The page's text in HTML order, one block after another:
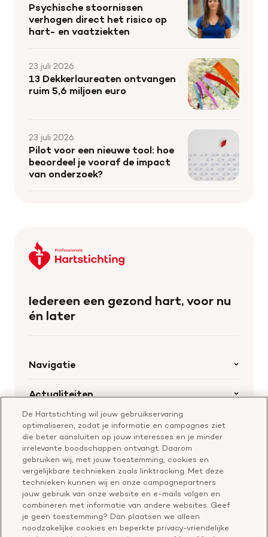
Psychische stoornissen
verhogen direct het risico op
hart- en vaatziekten
23 juli 2026
13 Dekkerlaureaten ontvangen
ruim 5,6 miljoen euro
23 juli 2026
Pilot voor een nieuwe tool: hoe
beoordeel je vooraf de impact
van onderzoek?
Keer
terug
homepage
Iedereen een gezond hart, voor nu
én later
Navigatie
Samenwerking en financiering
Onze missie
Actualiteiten
Nieuws
Nieuwsbrief voor professionals
Hartstichting.nl
Publiekswebsite Hartstichting.nl
Over de Hartstichting
Jaarverslag
Contact
Contactgegevens
Doneer Cavaris
De Hartstichting wil jouw gebruikservaring
optimaliseren, zodat je informatie en campagnes ziet
die beter aansluiten op jouw interesses en je minder
irrelevante boodschappen ontvangt. Daarom
gebruiken wij, met jouw toestemming, cookies en
vergelijkbare technieken zoals linktracking. Met deze
technieken kunnen wij en onze campagnepartners
jouw gebruik van onze website en e-mails volgen en
combineren met informatie van andere websites. Geef
je geen toestemming? Dan plaatsen we alleen
noodzakelijke cookies en beperkte privacy-vriendelijke